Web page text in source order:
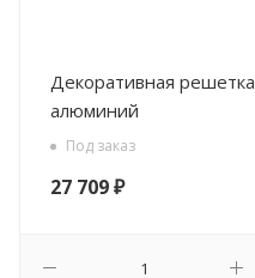
Декоративная решетка RRA ELIT 200-2500 цвет
алюминий
Под заказ
27 709₽